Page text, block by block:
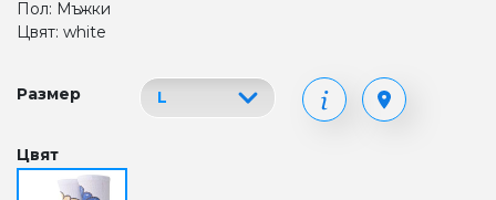
Пол: Мъжки
Цвят: white
Размер
Цвят